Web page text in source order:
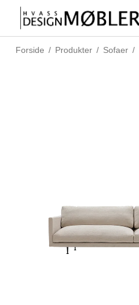
Forside / Produkter / Sofaer /